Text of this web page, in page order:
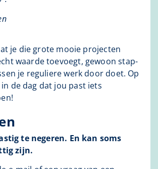
je die grote mooie projecten
waarde toevoegt, gewoon stap-
je reguliere werk door doet. Op
de dag dat jou past iets
te negeren. En kan soms
zijn.